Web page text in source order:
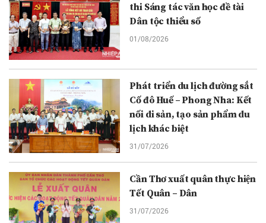
thi Sáng tác văn học đề tài
Dân tộc thiểu số
01/08/2026
Phát triển du lịch đường sắt
Cố đô Huế – Phong Nha: Kết
nối di sản, tạo sản phẩm du
lịch khác biệt
31/07/2026
Cần Thơ xuất quân thực hiện
Tết Quân – Dân
31/07/2026